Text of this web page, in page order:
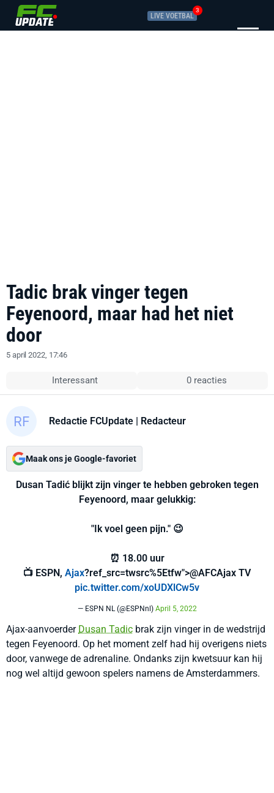
LIVE VOETBAL
3
Tadic brak vinger tegen
Feyenoord, maar had het niet
door
5 april 2022, 17:46
Interessant 0 reacties
Redactie FCUpdate | Redacteur
Maak ons je Google-favoriet
Dusan Tadić blijkt zijn vinger te hebben gebroken tegen
Feyenoord, maar gelukkig:
"Ik voel geen pijn." 😉
⏰ 18.00 uur
📺 ESPN, Ajax?ref_src=twsrc%5Etfw">@AFCAjax TV
pic.twitter.com/xoUDXlCw5v
— ESPN NL (@ESPNnl) April 5, 2022
Ajax-aanvoerder Dusan Tadic brak zijn vinger in de wedstrijd
tegen Feyenoord. Op het moment zelf had hij overigens niets
door, vanwege de adrenaline. Ondanks zijn kwetsuur kan hij
nog wel altijd gewoon spelers namens de Amsterdammers.